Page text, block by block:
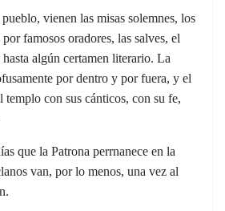
vienen las misas solemnes, los
famosos oradores, las salves, el
algún certamen literario. La
por dentro y por fuera, y el
templo con sus cánticos, con su fe,
que la Patrona perrnanece en la
van, por lo menos, una vez al